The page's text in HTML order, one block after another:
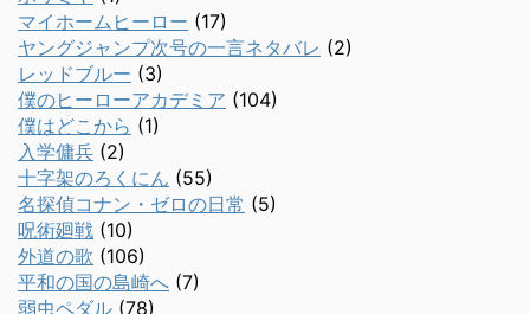
マイホームヒーロー (17)
ヤングジャンプ次号の一言ネタバレ (2)
レッドブルー (3)
僕のヒーローアカデミア (104)
僕はどこから (1)
入学傭兵 (2)
十字架のろくにん (55)
名探偵コナン・ゼロの日常 (5)
呪術廻戦 (10)
外道の歌 (106)
平和の国の島崎へ (7)
弱虫ペダル (78)